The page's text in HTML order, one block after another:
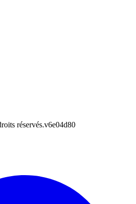
réservés.v6e04d80